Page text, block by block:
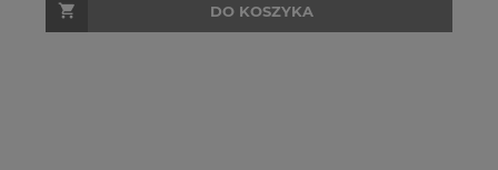
DO KOSZYKA